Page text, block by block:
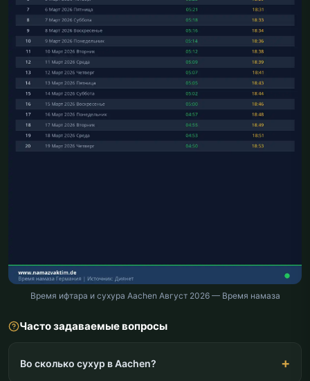
Время ифтара и сухура Aachen Август 2026 — Время намаза
Часто задаваемые вопросы
Во сколько сухур в Aachen?